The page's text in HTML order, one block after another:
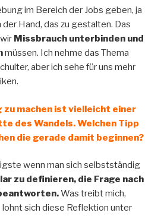
im Bereich der Jobs geben, ja
der Hand, das zu gestalten. Das
Missbrauch unterbinden und
müssen. Ich nehme das Thema
aber ich sehe für uns mehr
machen ist vielleicht einer
des Wandels. Welchen Tipp
die gerade damit beginnen?
wenn man sich selbstständig
zu definieren, die Frage nach
Was treibt mich,
lohnt sich diese Reflektion unter